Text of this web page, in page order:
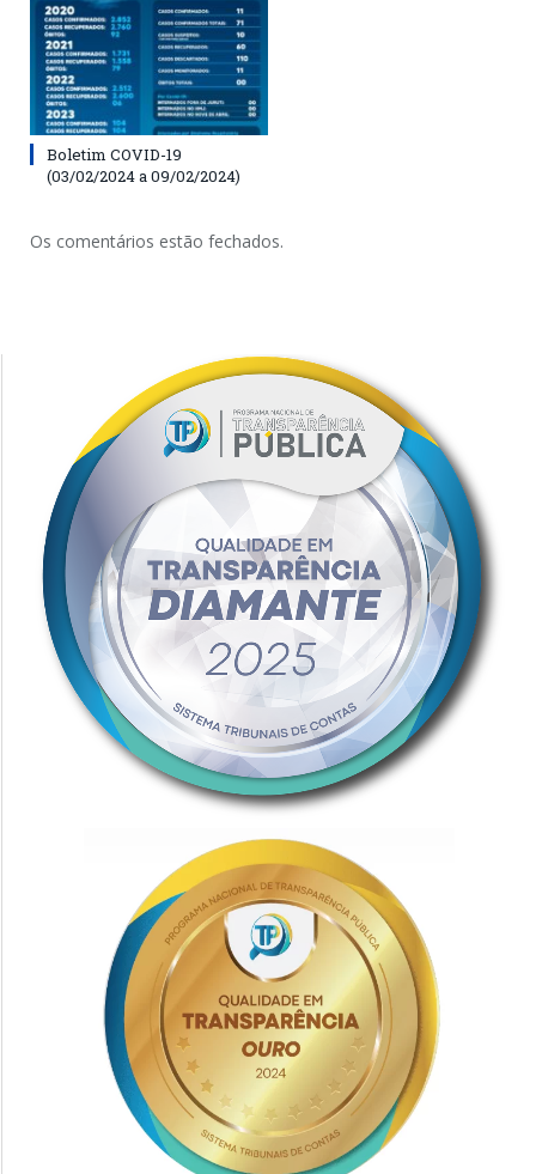
Boletim COVID-19
(03/02/2024 a 09/02/2024)
Os comentários estão fechados.